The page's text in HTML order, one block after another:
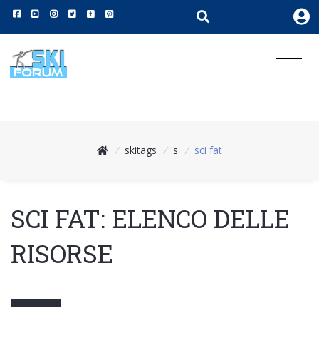
/ skitags / s / sci fat
SCI FAT: ELENCO DELLE
RISORSE